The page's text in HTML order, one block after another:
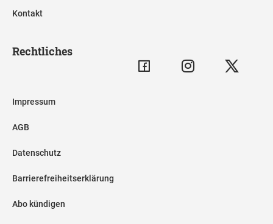
Kontakt
Rechtliches
Impressum
AGB
Datenschutz
Barrierefreiheitserklärung
Abo kündigen